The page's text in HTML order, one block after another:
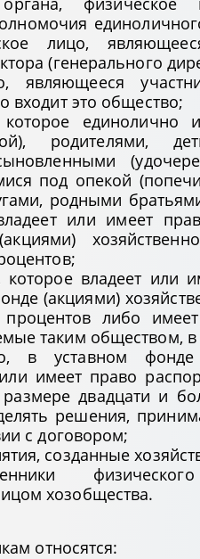
лицо,
(генерального
являющееся
входит это общество;
единолично
родителями,
под опекой
родными
или имеет
владеет или
(акциями)
либо
таким обществом, в
в уставном фонде
имеет право
двадцати и
решения,
с договором;
созданные
хозобщества.
относятся: